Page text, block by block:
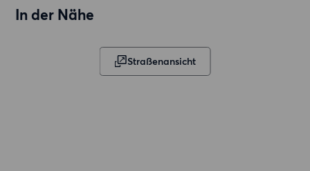
In der Nähe
Straßenansicht